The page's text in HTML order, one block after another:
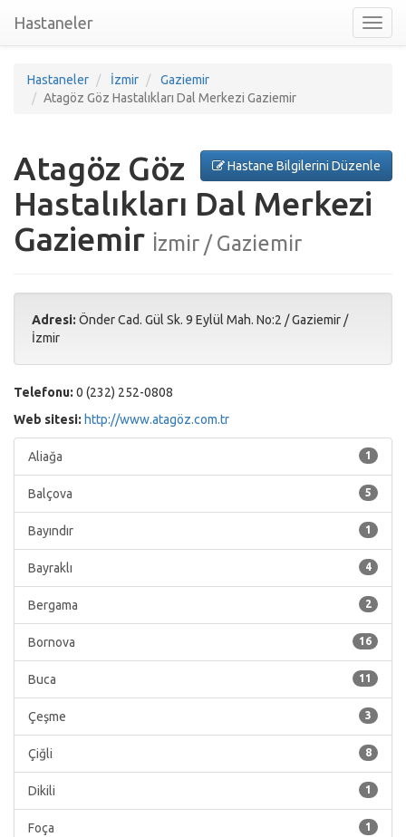
nav
Hastaneler
Hastaneler İzmir
Gaziemir
Atagöz Göz Hastalıkları Dal Merkezi Gaziemir
Hastane Bilgilerini Düzenle
Atagöz Göz
Hastalıkları Dal Merkezi
Gaziemir İzmir / Gaziemir
Adresi: Önder Cad. Gül Sk. 9 Eylül Mah. No:2 /Gaziemir /
İzmir
Telefonu: 0 (232) 252-0808
Web sitesi: http://www.atagöz.com.tr
1
Aliağa
5
Balçova
1
Bayındır
4
Bayraklı
2
Bergama
16
Bornova
11
Buca
3
Çeşme
8
Çiğli
1
Dikili
1
Foça